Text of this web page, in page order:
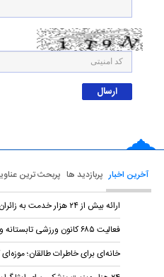
آخرین اخبار پربازدید ها پربحث ترین
ارائه بیش از ۲۴ هزار خدمت به زائران اربعین از سوی هلال‌احمر البرز
فعالیت ۶۸۵ کانون ورزشی تابستانه ویژه دانش‌آموزان البرزی
خانه‌ای برای خاطرات طالقان؛